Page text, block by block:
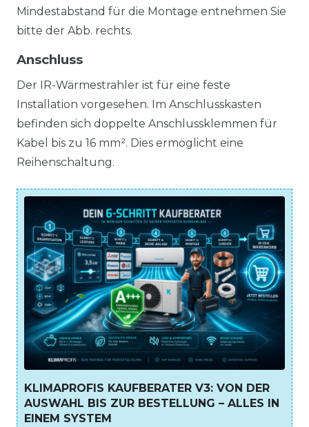
Mindestabstand für die Montage entnehmen Sie
bitte der Abb. rechts.
Anschluss
Der IR-Wärmestrahler ist für eine feste
Installation vorgesehen. Im Anschlusskasten
befinden sich doppelte Anschlussklemmen für
Kabel bis zu 16 mm². Dies ermöglicht eine
Reihenschaltung.
KLIMAPROFIS KAUFBERATER V3: VON DER
AUSWAHL BIS ZUR BESTELLUNG – ALLES IN
EINEM SYSTEM